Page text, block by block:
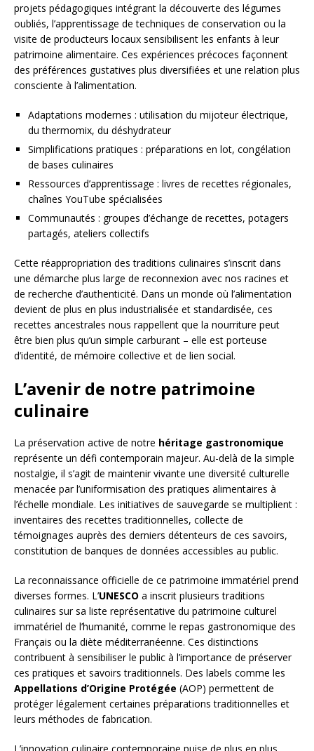
projets pédagogiques intégrant la découverte des légumes
oubliés, l’apprentissage de techniques de conservation ou la
visite de producteurs locaux sensibilisent les enfants à leur
patrimoine alimentaire. Ces expériences précoces façonnent
des préférences gustatives plus diversifiées et une relation plus
consciente à l’alimentation.
Adaptations modernes : utilisation du mijoteur électrique,
du thermomix, du déshydrateur
Simplifications pratiques : préparations en lot, congélation
de bases culinaires
Ressources d’apprentissage : livres de recettes régionales,
chaînes YouTube spécialisées
Communautés : groupes d’échange de recettes, potagers
partagés, ateliers collectifs
Cette réappropriation des traditions culinaires s’inscrit dans
une démarche plus large de reconnexion avec nos racines et
de recherche d’authenticité. Dans un monde où l’alimentation
devient de plus en plus industrialisée et standardisée, ces
recettes ancestrales nous rappellent que la nourriture peut
être bien plus qu’un simple carburant – elle est porteuse
d’identité, de mémoire collective et de lien social.
L’avenir de notre patrimoine
culinaire
La préservation active de notre héritage gastronomique
représente un défi contemporain majeur. Au-delà de la simple
nostalgie, il s’agit de maintenir vivante une diversité culturelle
menacée par l’uniformisation des pratiques alimentaires à
l’échelle mondiale. Les initiatives de sauvegarde se multiplient :
inventaires des recettes traditionnelles, collecte de
témoignages auprès des derniers détenteurs de ces savoirs,
constitution de banques de données accessibles au public.
La reconnaissance officielle de ce patrimoine immatériel prend
diverses formes. L’UNESCO a inscrit plusieurs traditions
culinaires sur sa liste représentative du patrimoine culturel
immatériel de l’humanité, comme le repas gastronomique des
Français ou la diète méditerranéenne. Ces distinctions
contribuent à sensibiliser le public à l’importance de préserver
ces pratiques et savoirs traditionnels. Des labels comme les
Appellations d’Origine Protégée (AOP) permettent de
protéger légalement certaines préparations traditionnelles et
leurs méthodes de fabrication.